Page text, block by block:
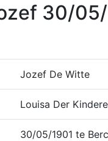
30/
Jozef De Witte
Louisa Der
30/05/1901 te